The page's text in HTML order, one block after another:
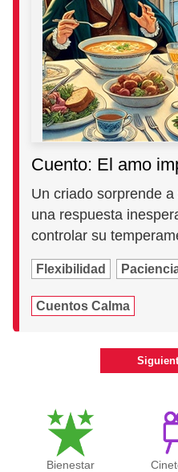
Cuento: El amo
Un criado sorprende
una respuesta
controlar su
Flexibilidad
Cuentos Calma
Bienestar